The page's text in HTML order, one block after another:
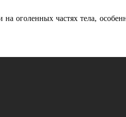
оголенных частях тела,